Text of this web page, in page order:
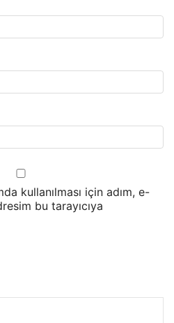
kullanılması için adım, e-
bu tarayıcıya